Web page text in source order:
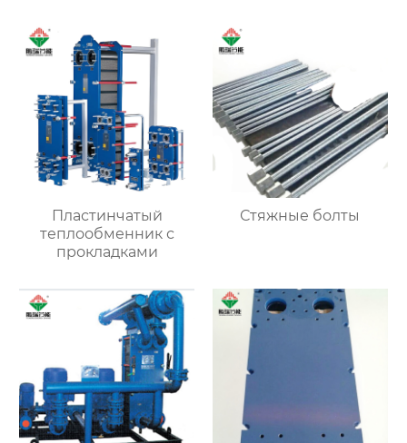
Пластинчатый
теплообменник с
прокладками
Стяжные болты